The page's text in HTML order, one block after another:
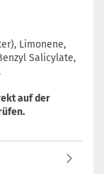
Limonene,
Salicylate,
auf der